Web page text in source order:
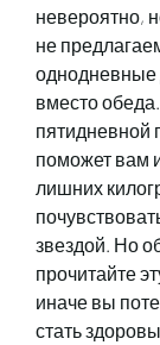
невероятно,
не
однодневные
вместо
пятидневной
поможет вам
лишних
звездой. Но
прочитайте
иначе вы
стать